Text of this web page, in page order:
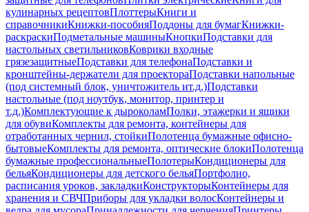
кулинарных рецептовПлоттерыКниги и
справочникиКнижки-пособияПоддоны для бумагКнижки-
раскраскиПодметальные машиныКнопкиПодставки для
настольных светильниковКоврики входные
грязезащитныеПодставки для телефонаПодставки и
кронштейны-держатели для проектораПодставки напольные
(под системный блок, уничтожитель ит.д.)Подставки
настольные (под ноутбук, монитор, принтер и
т.д.)Комплектующие к дыроколамПолки, этажерки и ящики
для обувиКомплекты для ремонта, контейнеры для
отработанных чернил, стойкиПолотенца бумажные офисно-
бытовыеКомплекты для ремонта, оптические блокиПолотенца
бумажные профессиональныеПолотерыКондиционеры для
бельяКондиционеры для детского бельяПортфолио,
расписания уроков, закладкиКонструкторыКонтейнеры для
хранения и СВЧПриборы для укладки волосКонтейнеры и